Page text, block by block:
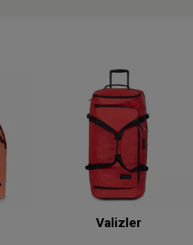
Valizler